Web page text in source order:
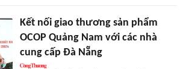
Kết nối giao thương sản phẩm
OCOP Quảng Nam với các nhà
cung cấp Đà Nẵng